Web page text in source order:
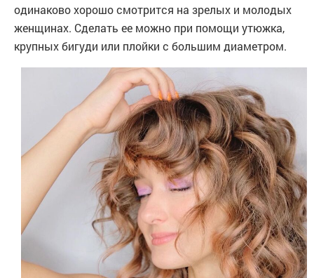
одинаково хорошо смотрится на зрелых и молодых
женщинах. Сделать ее можно при помощи утюжка,
крупных бигуди или плойки с большим диаметром.